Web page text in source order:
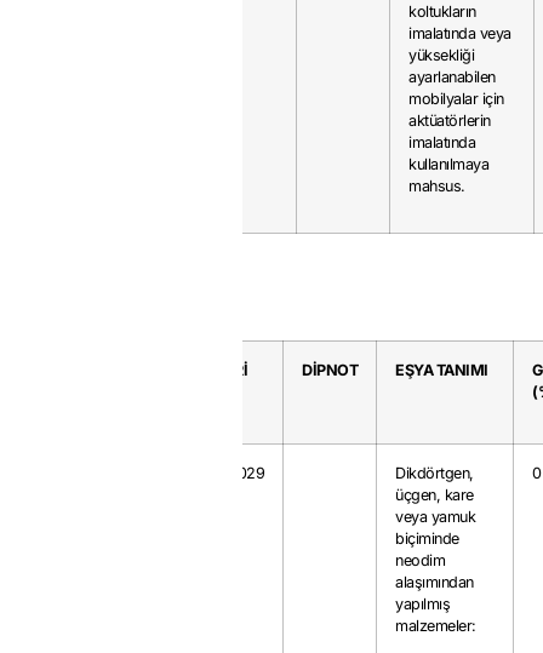
koltukların
imalatında veya
yüksekliği
ayarlanabilen
mobilyalar için
aktüatörlerin
imalatında
kullanılmaya
mahsus.
SERİ
DİPNOT EŞYA TANIMI
0.7029
Dikdörtgen,
üçgen, kare
veya yamuk
biçiminde
neodim
alaşımından
yapılmış
malzemeler:
0